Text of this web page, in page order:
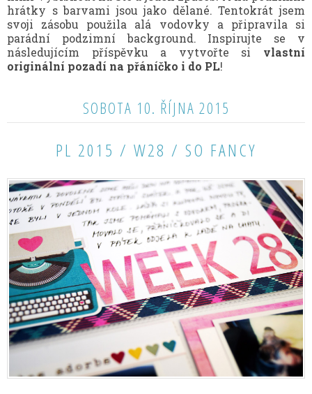
hrátky s barvami jsou jako dělané. Tentokrát jsem
svoji zásobu použila alá vodovky a připravila si
parádní podzimní background. Inspirujte se v
následujícím příspěvku a vytvořte si vlastní
originální pozadí na přáníčko i do PL!
SOBOTA 10. ŘÍJNA 2015
PL 2015 / W28 / SO FANCY